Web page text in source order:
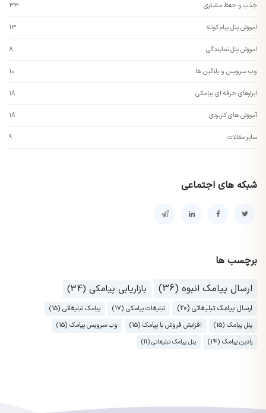
جذب و حفظ مشتری 33
اموزش پنل پیام کوتاه 13
اموزش پنل نمایندگی 8
وب سرویس و پلاگین ها 10
ابزارهای حرفه ای پیامکی 18
آموزش های کاربردی 18
سایر مقالات 9
شبکه های اجتماعی
برچسب ها
ارسال پیامک انبوه (36)
بازاریابی پیامکی (34)
ارسال پیامک تبلیغاتی (20) تبلیغات پیامکی (17)
پیامک تبلیغاتی (15)
پنل پیامک (15)
افزایش فروش با پیامک (15)
وب سرویس پیامک (15)
رادین پیامک (14)
پنل پیامک تبلیغاتی (11)